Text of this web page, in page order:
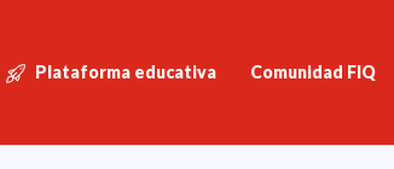
Plataforma educativa Comunidad FIQ